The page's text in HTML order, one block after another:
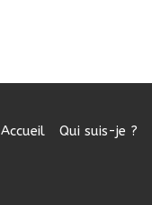
Accueil Qui suis-je ?